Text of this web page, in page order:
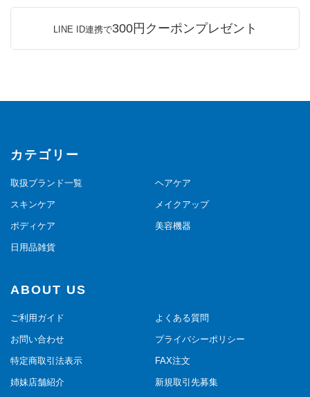
LINE ID連携で300円クーポンプレゼント
カテゴリー
取扱ブランド一覧 ヘアケア
スキンケア メイクアップ
ボディケア 美容機器
日用品雑貨
ABOUT US
ご利用ガイド よくある質問
お問い合わせ プライバシーポリシー
特定商取引法表示 FAX注文
姉妹店舗紹介 新規取引先募集